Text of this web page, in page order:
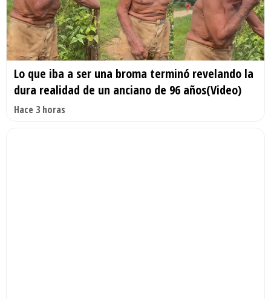
Lo que iba a ser una broma terminó revelando la
dura realidad de un anciano de 96 años(Video)
Hace 3 horas